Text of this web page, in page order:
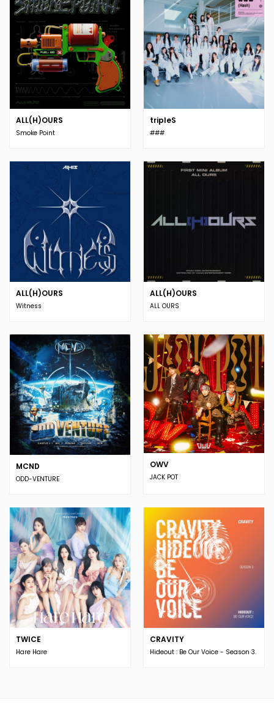
ALL(H)OURS
Smoke Point
tripleS
###
ALL(H)OURS
Witness
ALL(H)OURS
ALL OURS
MCND
ODD-VENTURE
OWV
JACK POT
TWICE
Hare Hare
CRAVITY
Hideout : Be Our Voice - Season 3.